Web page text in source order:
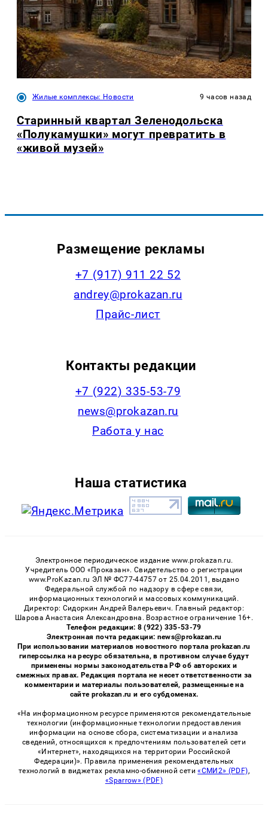
Жилые комплексы: Новости 9 часов назад
Старинный квартал Зеленодольска
«Полукамушки» могут превратить в
«живой музей»
Размещение рекламы
+7 (917) 911 22 52
andrey@prokazan.ru
Прайс-лист
Контакты редакции
+7 (922) 335-53-79
news@prokazan.ru
Работа у нас
Наша статистика
Электронное периодическое издание www.prokazan.ru.
Учредитель ООО «Проказан». Cвидетельство о регистрации
www.ProKazan.ru ЭЛ № ФС77-44757 от 25.04.2011, выдано
Федеральной службой по надзору в сфере связи,
информационных технологий и массовых коммуникаций.
Директор: Сидоркин Андрей Валерьевич. Главный редактор:
Шарова Анастасия Александровна. Возрастное ограничение 16+.
Телефон редакции: 8 (922) 335-53-79
Электронная почта редакции: news@prokazan.ru
При использовании материалов новостного портала prokazan.ru
гиперссылка на ресурс обязательна, в противном случае будут
применены нормы законодательства РФ об авторских и
смежных правах. Редакция портала не несет ответственности за
комментарии и материалы пользователей, размещенные на
сайте prokazan.ru и его субдоменах.
«На информационном ресурсе применяются рекомендательные
технологии (информационные технологии предоставления
информации на основе сбора, систематизации и анализа
сведений, относящихся к предпочтениям пользователей сети
«Интернет», находящихся на территории Российской
Федерации)». Правила применения рекомендательных
технологий в виджетах рекламно-обменной сети«СМИ2» (PDF),
«Sparrow» (PDF)